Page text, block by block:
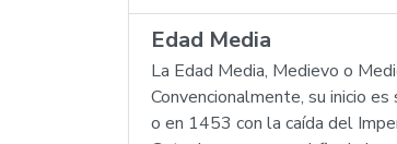
Edad Media
La Edad Media, Medievo o
Convencionalmente, su inicio
o en 1453 con la caída del